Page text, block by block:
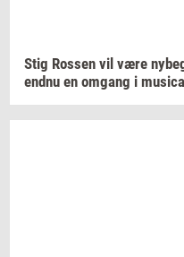
Stig Ros­sen vil være
endnu en om­gang i